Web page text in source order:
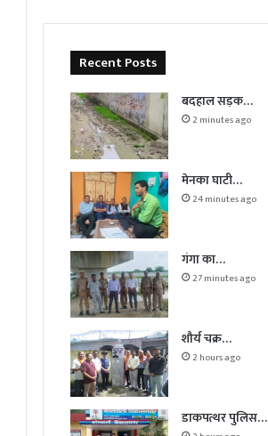
Recent Posts
बदहाल सड़क…
2 minutes ago
मेनका घाटी…
24 minutes ago
गंगा का…
27 minutes ago
शौर्य चक्र…
2 hours ago
डाकपत्थर पुलिस…